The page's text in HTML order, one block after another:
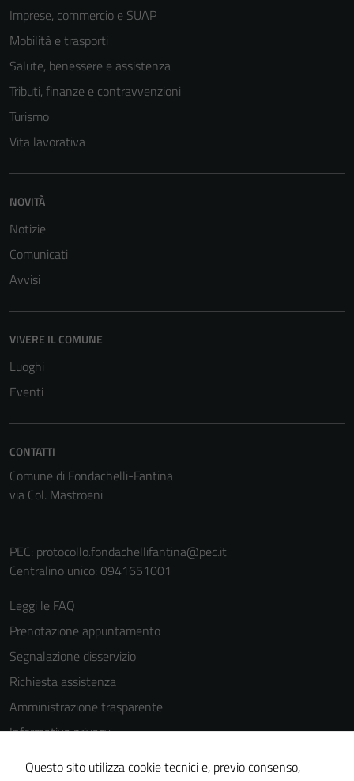
Imprese, commercio e SUAP
Mobilità e trasporti
Salute, benessere e assistenza
Tributi, finanze e contravvenzioni
Turismo
Vita lavorativa
NOVITÀ
Notizie
Comunicati
Avvisi
VIVERE IL COMUNE
Luoghi
Eventi
CONTATTI
Comune di Fondachelli-Fantina
via Col. Mastroeni
PEC: protocollo.fondachellifantina@pec.it
Centralino unico: 0941651001
Leggi le FAQ
Prenotazione appuntamento
Segnalazione disservizio
Richiesta assistenza
Amministrazione trasparente
Informativa privacy
Cookie Policy
Questo sito utilizza cookie tecnici e, previo consenso,
sono necessari
Questi cookie